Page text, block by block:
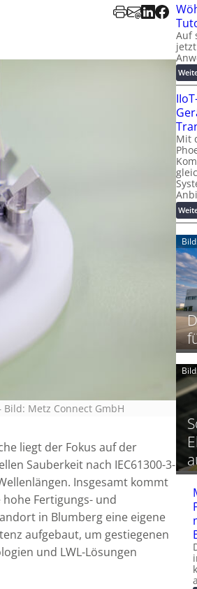
Bild: Metz Connect GmbH
liegt der Fokus auf der
Sauberkeit nach IEC61300-3-
Insgesamt kommt
Fertigungs- und
in Blumberg eine eigene
aufgebaut, um gestiegenen
und LWL-Lösungen
Auf
Mit